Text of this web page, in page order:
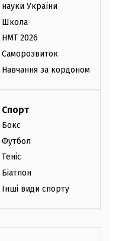
науки України
Школа
НМТ 2026
Саморозвиток
Навчання за кордоном
Спорт
Бокс
Футбол
Теніс
Біатлон
Інші види спорту